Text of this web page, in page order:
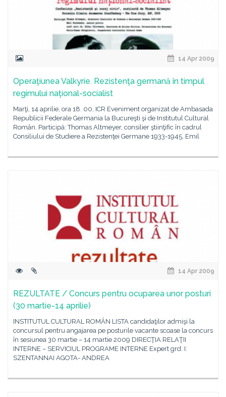
14 Apr 2009
Operaţiunea Valkyrie. Rezistenţa germană în timpul
regimului naţional-socialist
Marţi, 14 aprilie, ora 18. 00, ICR Eveniment organizat de Ambasada
Republicii Federale Germania la Bucureşti şi de Institutul Cultural
Român. Participă: Thomas Altmeyer, consilier ştiinţific în cadrul
Consiliului de Studiere a Rezistenţei Germane 1933-1945, Emil
14 Apr 2009
REZULTATE / Concurs pentru ocuparea unor posturi
(30 martie-14 aprilie)
INSTITUTUL CULTURAL ROMÂN LISTA candidaţilor admişi la
concursul pentru angajarea pe posturile vacante scoase la concurs
în sesiunea 30 martie – 14 martie 2009 DIRECŢIA RELAŢII
INTERNE – SERVICIUL PROGRAME INTERNE Expert grd. I:
SZENTANNAI AGOTA- ANDREA